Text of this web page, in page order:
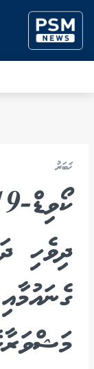
ޚަބަރު
ދިވެހި